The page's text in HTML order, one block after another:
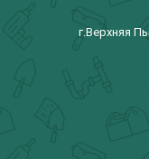
г.Верхняя